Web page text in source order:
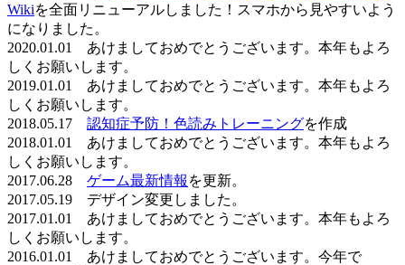
Wikiを全面リニューアルしました！スマホから見やすいよう
になりました。
2020.01.01 あけましておめでとうございます。本年もよろ
しくお願いします。
2019.01.01 あけましておめでとうございます。本年もよろ
しくお願いします。
2018.05.17 認知症予防！色読みトレーニングを作成
2018.01.01 あけましておめでとうございます。本年もよろ
しくお願いします。
2017.06.28 ゲーム最新情報 を更新。
2017.05.19 デザイン変更しました。
2017.01.01 あけましておめでとうございます。本年もよろ
しくお願いします。
2016.01.01 あけましておめでとうございます。今年で